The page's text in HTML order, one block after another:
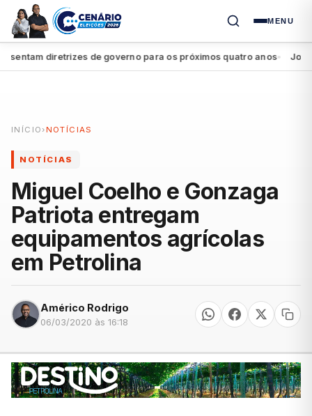
MENU
diretrizes de governo para os próximos quatro anos● João
INÍCIO ›NOTÍCIAS
NOTÍCIAS
Miguel Coelho e Gonzaga
Patriota entregam
equipamentos agrícolas
em Petrolina
Américo Rodrigo
06/03/2020 às 16:18